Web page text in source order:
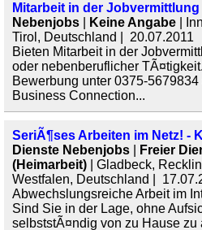
Mitarbeit in der Jobvermittlung
Nebenjobs
Keine Angabe |
Tirol, Deutschland | 20.07.2011
Bieten Mitarbeit in der
oder nebenberuflicher
Bewerbung unter 0375-
Business Connection...
SeriÃ¶ses Arbeiten im Netz! -
Dienste Nebenjobs
Freier
(Heimarbeit) | Gladbeck,
Westfalen, Deutschland |
Abwechslungsreiche Arbeit im
Sind Sie in der Lage, ohne
selbststÃ¤ndig von zu Hause zu